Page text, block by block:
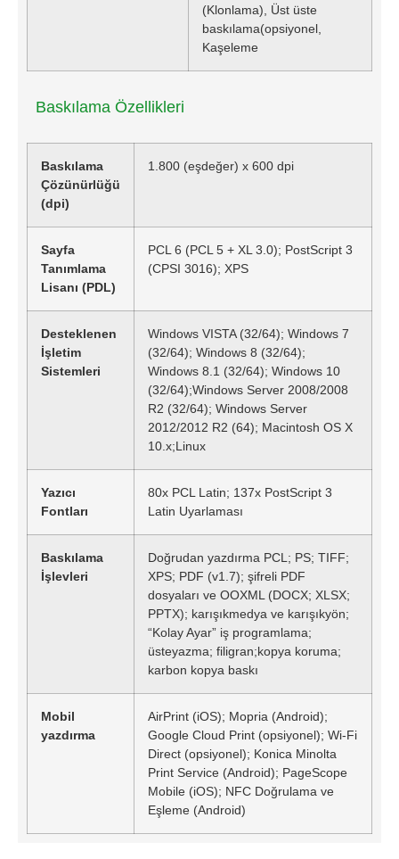
(Klonlama), Üst üste
baskılama(opsiyonel,
Kaşeleme
Baskılama Özellikleri
Baskılama
Çözünürlüğü
(dpi)
1.800 (eşdeğer) x 600 dpi
Sayfa
Tanımlama
Lisanı (PDL)
PCL 6 (PCL 5 + XL 3.0); PostScript 3
(CPSI 3016); XPS
Desteklenen
İşletim
Sistemleri
Windows VISTA (32/64); Windows 7
(32/64); Windows 8 (32/64);
Windows 8.1 (32/64); Windows 10
(32/64);Windows Server 2008/2008
R2 (32/64); Windows Server
2012/2012 R2 (64); Macintosh OS X
10.x;Linux
Yazıcı
Fontları
80x PCL Latin; 137x PostScript 3
Latin Uyarlaması
Baskılama
İşlevleri
Doğrudan yazdırma PCL; PS; TIFF;
XPS; PDF (v1.7); şifreli PDF
dosyaları ve OOXML (DOCX; XLSX;
PPTX); karışıkmedya ve karışıkyön;
“Kolay Ayar” iş programlama;
üsteyazma; filigran;kopya koruma;
karbon kopya baskı
Mobil
yazdırma
AirPrint (iOS); Mopria (Android);
Google Cloud Print (opsiyonel); Wi-Fi
Direct (opsiyonel); Konica Minolta
Print Service (Android); PageScope
Mobile (iOS); NFC Doğrulama ve
Eşleme (Android)